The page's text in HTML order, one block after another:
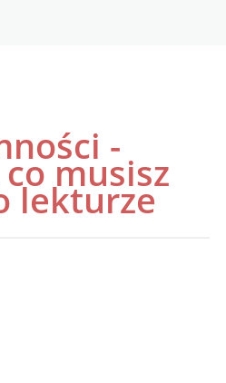
-
musisz
lekturze